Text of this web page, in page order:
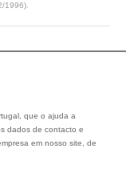
1996).
que o ajuda a
dados de contacto e
em nosso site, de